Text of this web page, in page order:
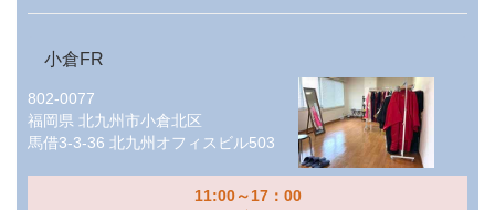
小倉FR
802-0077
福岡県 北九州市小倉北区
馬借3-3-36 北九州オフィスビル503
11:00～17：00